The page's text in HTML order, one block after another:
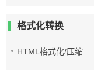
格式化转换
HTML格式化/压缩